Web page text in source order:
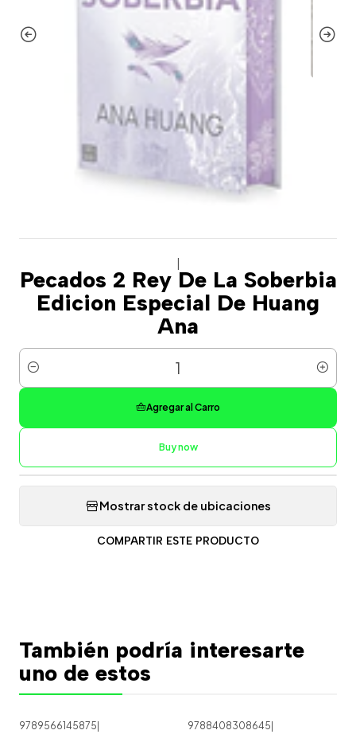
Pecados 2 Rey De La Soberbia
Edicion Especial De Huang
Ana
Cantidad
Agregar al Carro
Buy now
Mostrar stock de ubicaciones
COMPARTIR ESTE PRODUCTO
También podría interesarte
uno de estos
9789566145875| 9788408308645|